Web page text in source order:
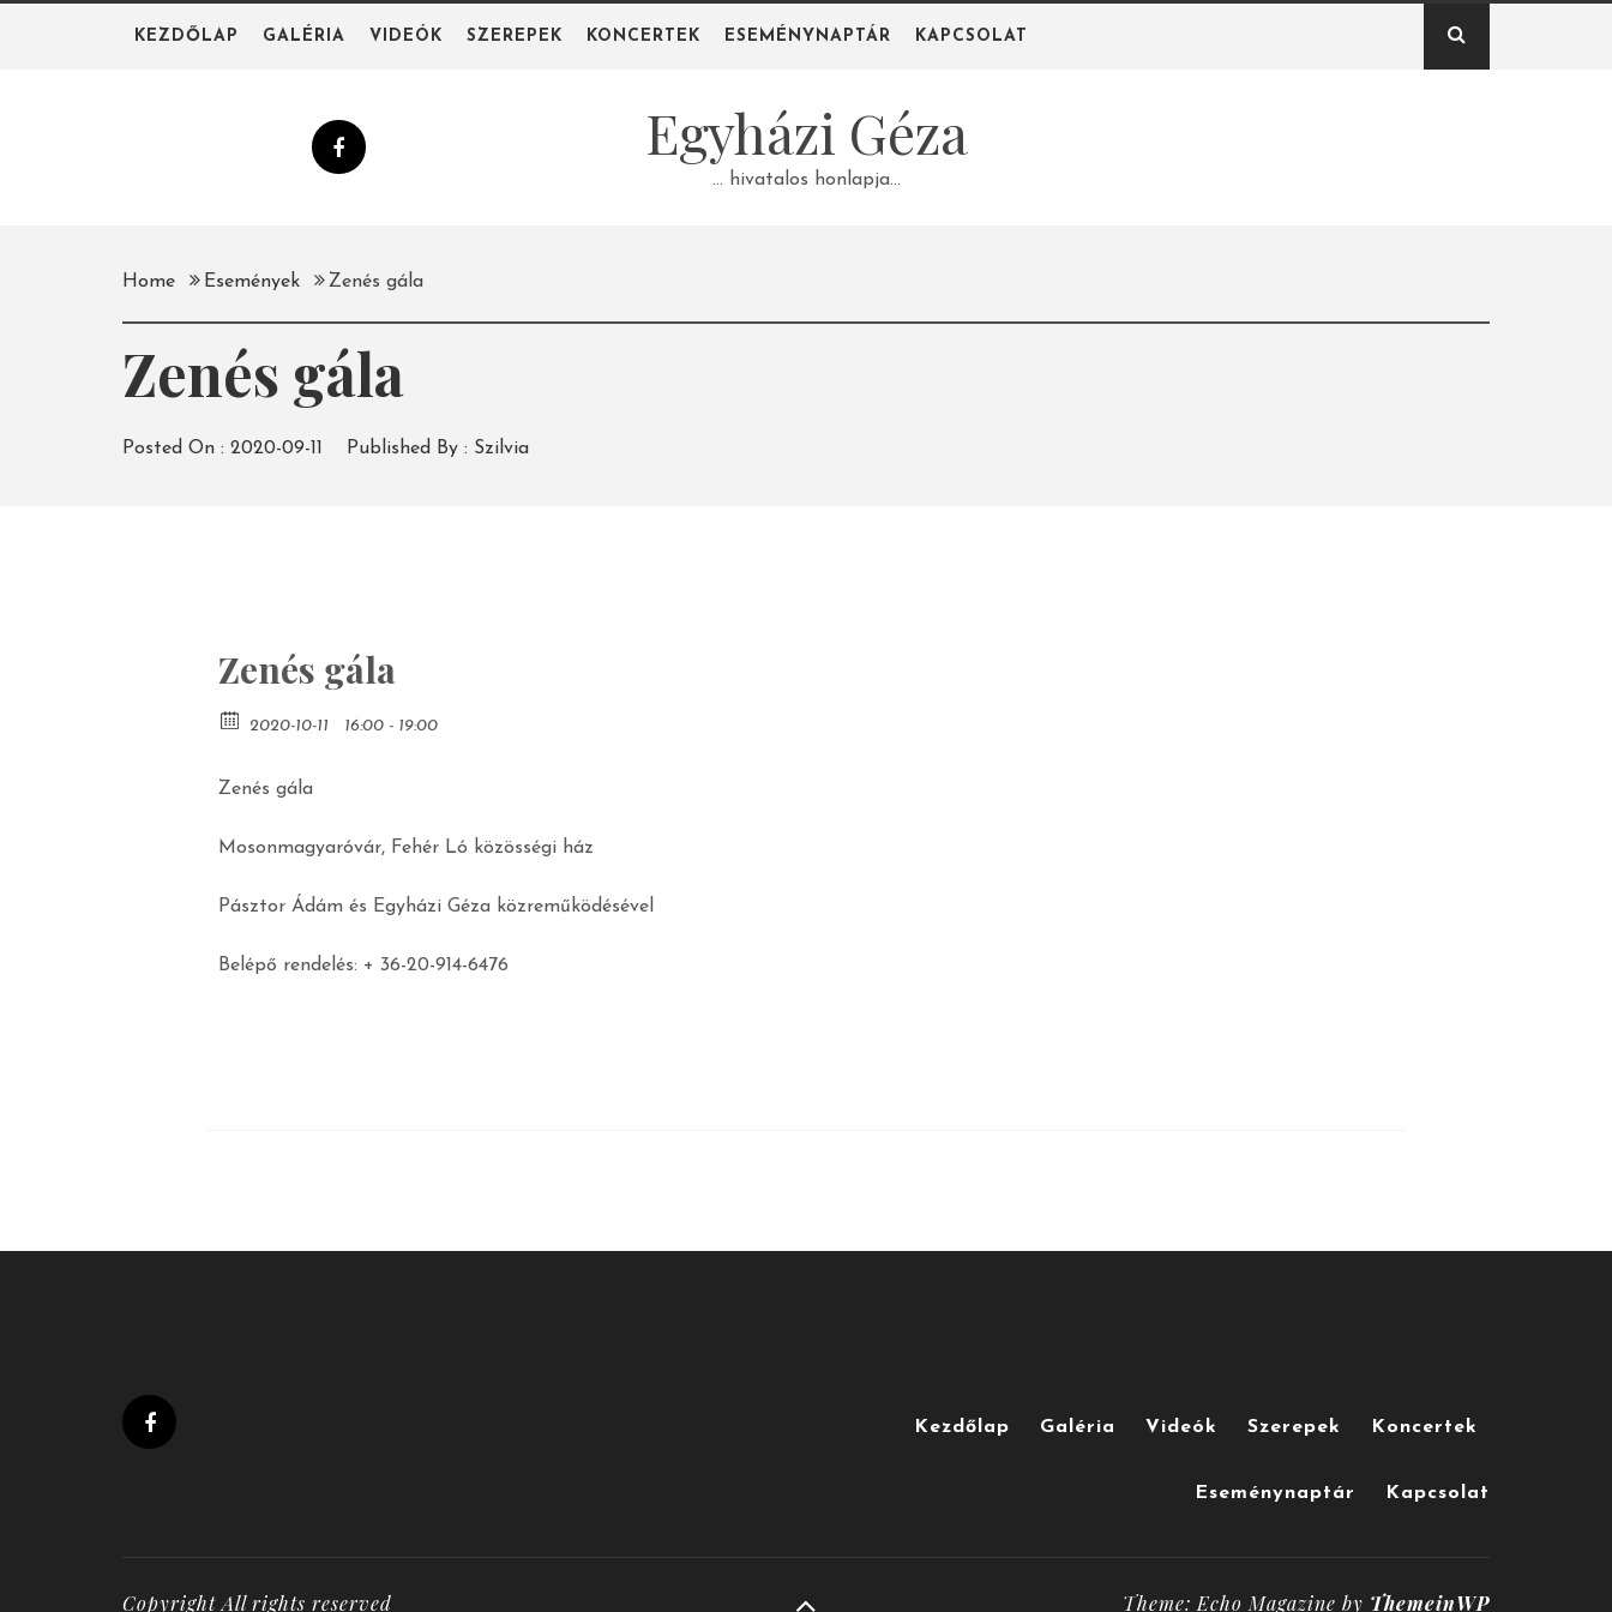
KEZDŐLAP GALÉRIA VIDEÓK SZEREPEK KONCERTEK ESEMÉNYNAPTÁR KAPCSOLAT
Egyházi Géza
… hivatalos honlapja…
Home Események Zenés gála
Zenés gála
Posted On : 2020-09-11 Published By : Szilvia
Zenés gála
2020-10-11 16:00 - 19:00
Zenés gála
Mosonmagyaróvár, Fehér Ló közösségi ház
Pásztor Ádám és Egyházi Géza közreműködésével
Belépő rendelés: + 36-20-914-6476
Kezdőlap Galéria Videók Szerepek Koncertek
Eseménynaptár Kapcsolat
Copyright All rights reserved Theme: Echo Magazine by ThemeinWP